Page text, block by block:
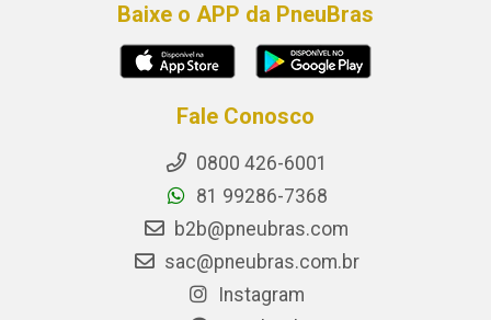
Baixe o APP da PneuBras
Fale Conosco
0800 426-6001
81 99286-7368
b2b@pneubras.com
sac@pneubras.com.br
Instagram